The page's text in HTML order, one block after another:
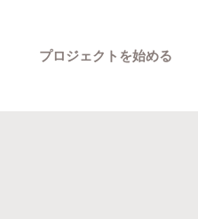
プロジェクトを始める